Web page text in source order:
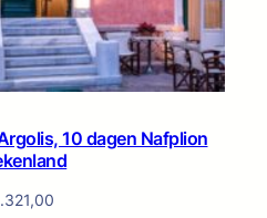
10 dagen Nafplion